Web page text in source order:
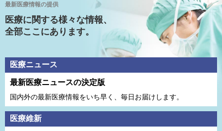
最新医療情報の提供
医療に関する様々な情報、
全部ここにあります。
医療ニュース
最新医療ニュースの決定版
国内外の最新医療情報をいち早く、毎日お届けします。
医療維新